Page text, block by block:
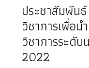
ประชาสัมพัน
วิชาการเพื่อนํ
วิชาการระดับ
2022